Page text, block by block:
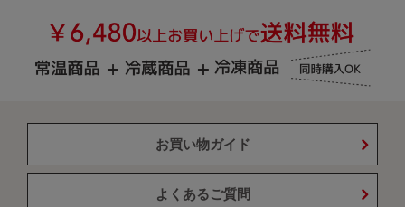
お買い物ガイド
よくあるご質問